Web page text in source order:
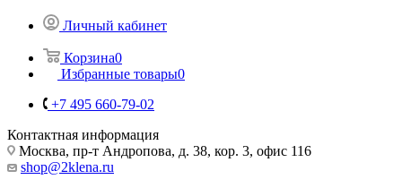
Личный кабинет
Корзина0
Избранные товары0
+7 495 660-79-02
Контактная информация
Москва, пр-т Андропова, д. 38, кор. 3, офис 116
shop@2klena.ru